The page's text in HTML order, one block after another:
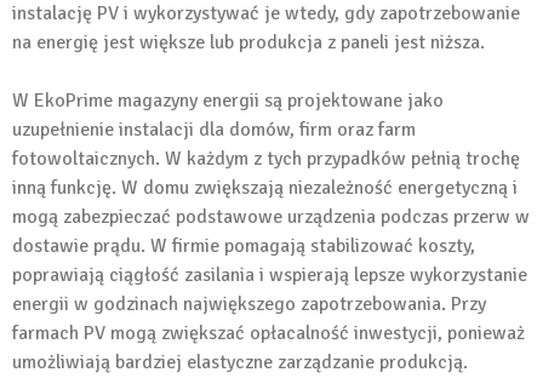
instalację PV i wykorzystywać je wtedy, gdy zapotrzebowanie
na energię jest większe lub produkcja z paneli jest niższa.
W EkoPrime magazyny energii są projektowane jako
uzupełnienie instalacji dla domów, firm oraz farm
fotowoltaicznych. W każdym z tych przypadków pełnią trochę
inną funkcję. W domu zwiększają niezależność energetyczną i
mogą zabezpieczać podstawowe urządzenia podczas przerw w
dostawie prądu. W firmie pomagają stabilizować koszty,
poprawiają ciągłość zasilania i wspierają lepsze wykorzystanie
energii w godzinach największego zapotrzebowania. Przy
farmach PV mogą zwiększać opłacalność inwestycji, ponieważ
umożliwiają bardziej elastyczne zarządzanie produkcją.